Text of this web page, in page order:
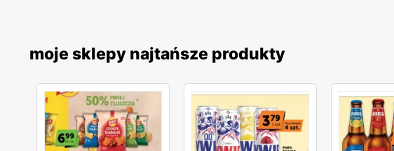
moje sklepy najtańsze produkty